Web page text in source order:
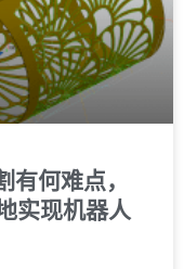
何难点，
实现机器人